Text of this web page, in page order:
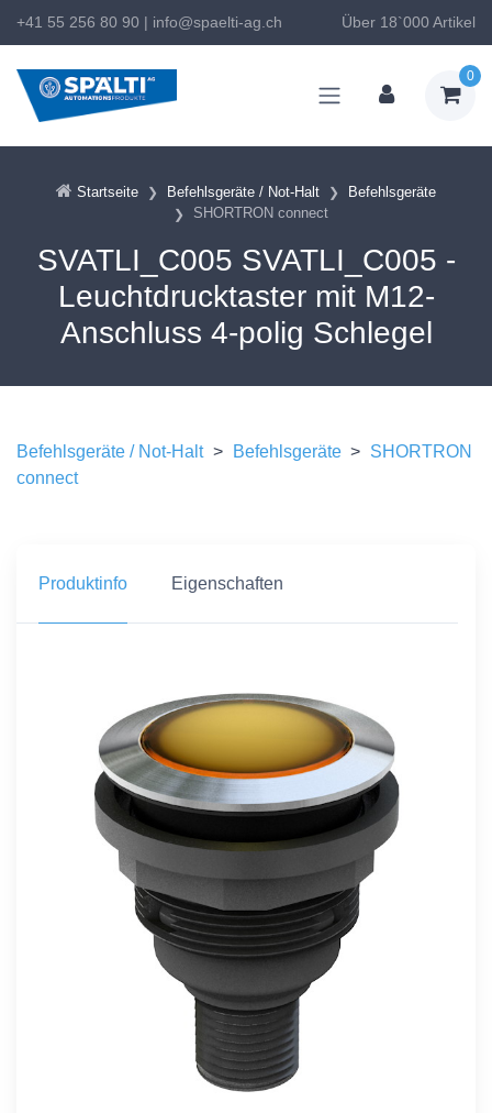
+41 55 256 80 90 | info@spaelti-ag.ch Über 18`000 Artikel
0
Startseite Befehlsgeräte / Not-Halt
Befehlsgeräte
SHORTRON connect
SVATLI_C005 SVATLI_C005 -
Leuchtdrucktaster mit M12-
Anschluss 4-polig Schlegel
Befehlsgeräte / Not-Halt > Befehlsgeräte > SHORTRON
connect
Produktinfo Eigenschaften